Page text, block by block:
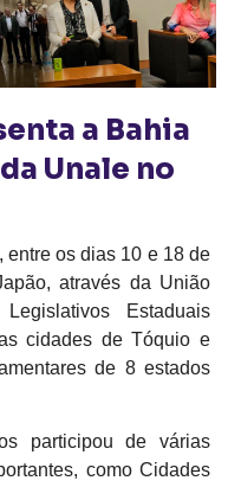
a Bahia
Unale no
entre os dias 10 e 18 de
através da União
Estaduais
cidades de Tóquio e
de 8 estados
participou de várias
como Cidades